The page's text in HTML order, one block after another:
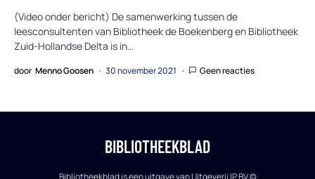
(Video onder bericht) De samenwerking tussen de
leesconsultenten van Bibliotheek de Boekenberg en Bibliotheek
Zuid-Hollandse Delta is in…
door Menno Goosen 30 november 2021 Geen reacties
BIBLIOTHEEKBLAD
Bibliotheekblad is een uitgave van Uitgeverij IP BV ©